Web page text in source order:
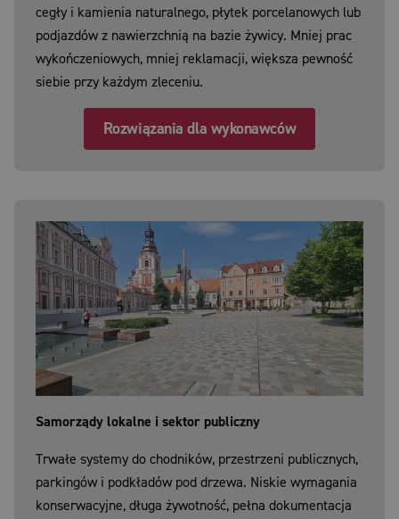
cegły i kamienia naturalnego, płytek porcelanowych lub
podjazdów z nawierzchnią na bazie żywicy. Mniej prac
wykończeniowych, mniej reklamacji, większa pewność
siebie przy każdym zleceniu.
Rozwiązania dla wykonawców
Samorządy lokalne i sektor publiczny
Trwałe systemy do chodników, przestrzeni publicznych,
parkingów i podkładów pod drzewa. Niskie wymagania
konserwacyjne, długa żywotność, pełna dokumentacja